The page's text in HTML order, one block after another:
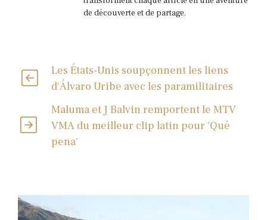
de découverte et de partage.
Les États-Unis soupçonnent les liens
d'Álvaro Uribe avec les paramilitaires
Maluma et J Balvin remportent le MTV
VMA du meilleur clip latin pour 'Qué
pena'